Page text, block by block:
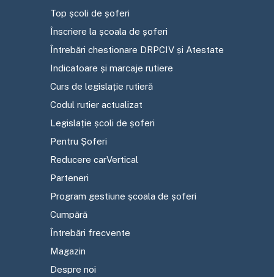
Top școli de șoferi
Înscriere la școala de șoferi
Întrebări chestionare DRPCIV și Atestate
Indicatoare și marcaje rutiere
Curs de legislație rutieră
Codul rutier actualizat
Legislație școli de șoferi
Pentru Șoferi
Reducere carVertical
Parteneri
Program gestiune școala de șoferi
Cumpără
Întrebări frecvente
Magazin
Despre noi